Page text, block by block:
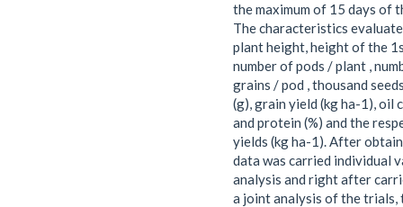
the maximum of 15 days of
The characteristics
plant height, height of the
number of pods / plant ,
grains / pod , thousand
(g), grain yield (kg ha-1), oil
and protein (%) and the
yields (kg ha-1). After
data was carried individual
analysis and right after
a joint analysis of the trials,